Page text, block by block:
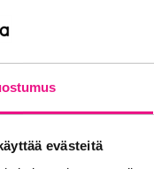
evästeitä